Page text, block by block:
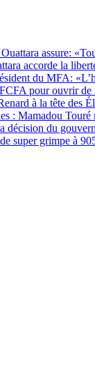
assure:
accorde la
du MFA:
pour ouvrir de
à la tête des
: Mamadou
décision du
super grimpe à